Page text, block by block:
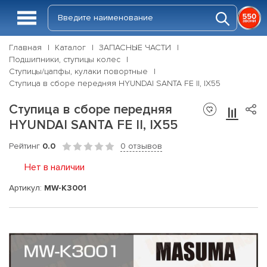
Главная Каталог
ЗАПАСНЫЕ ЧАСТИ
Подшипники, ступицы колес
Ступицы/цапфы, кулаки повортные
Ступица в сборе передняя HYUNDAI SANTA FE II, IX55
Ступица в сборе передняя
HYUNDAI SANTA FE II, IX55
Рейтинг 0.0 0 отзывов
Нет в наличии
Артикул: MW-K3001